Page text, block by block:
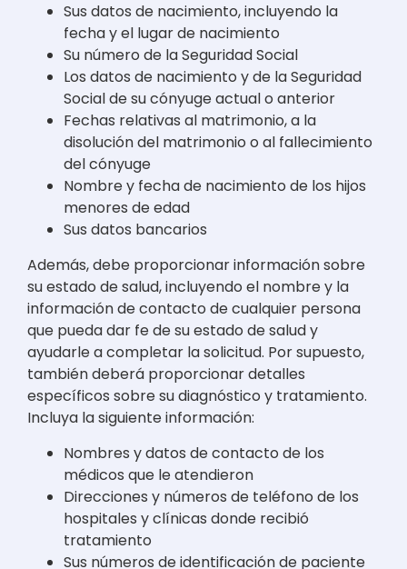
Sus datos de nacimiento, incluyendo la
fecha y el lugar de nacimiento
Su número de la Seguridad Social
Los datos de nacimiento y de la Seguridad
Social de su cónyuge actual o anterior
Fechas relativas al matrimonio, a la
disolución del matrimonio o al fallecimiento
del cónyuge
Nombre y fecha de nacimiento de los hijos
menores de edad
Sus datos bancarios
Además, debe proporcionar información sobre
su estado de salud, incluyendo el nombre y la
información de contacto de cualquier persona
que pueda dar fe de su estado de salud y
ayudarle a completar la solicitud. Por supuesto,
también deberá proporcionar detalles
específicos sobre su diagnóstico y tratamiento.
Incluya la siguiente información:
Nombres y datos de contacto de los
médicos que le atendieron
Direcciones y números de teléfono de los
hospitales y clínicas donde recibió
tratamiento
Sus números de identificación de paciente